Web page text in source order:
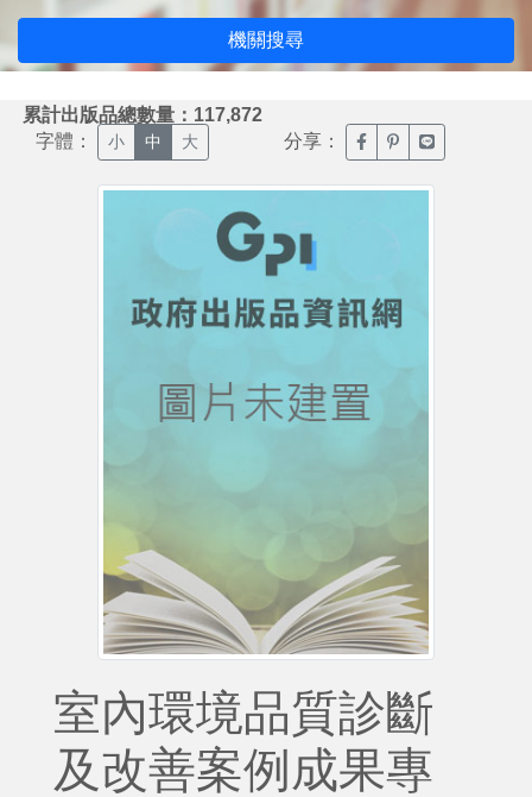
機關搜尋
累計出版品總數量：117,872
字體： 小 中 大 分享： 臉書分享(另開新視窗)
噗浪分享(另開新
Line分享(另
室內環境品質診斷
及改善案例成果專